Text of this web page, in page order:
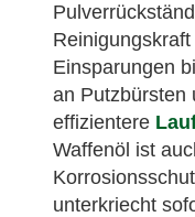
Einsparungen
an Putzbürsten
effizientere
Waffenöl ist
unterkriecht